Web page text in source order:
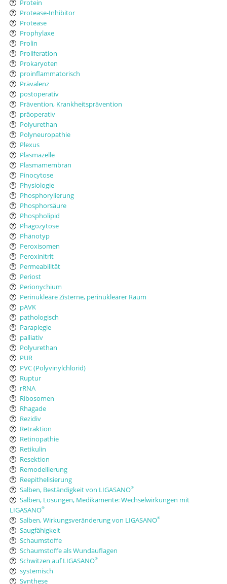
Protein
Protease-Inhibitor
Protease
Prophylaxe
Prolin
Proliferation
Prokaryoten
proinflammatorisch
Prävalenz
postoperativ
Prävention, Krankheitsprävention
präoperativ
Polyurethan
Polyneuropathie
Plexus
Plasmazelle
Plasmamembran
Pinocytose
Physiologie
Phosphorylierung
Phosphorsäure
Phospholipid
Phagozytose
Phänotyp
Peroxisomen
Peroxinitrit
Permeabilität
Periost
Perionychium
Perinukleäre Zisterne, perinukleärer Raum
pAVK
pathologisch
Paraplegie
palliativ
Polyurethan
PUR
PVC (Polyvinylchlorid)
Ruptur
rRNA
Ribosomen
Rhagade
Rezidiv
Retraktion
Retinopathie
Retikulin
Resektion
Remodellierung
Reepithelisierung
Salben, Beständigkeit von LIGASANO®
Salben, Lösungen, Medikamente: Wechselwirkungen mit
LIGASANO®
Salben, Wirkungsveränderung von LIGASANO®
Saugfähigkeit
Schaumstoffe
Schaumstoffe als Wundauflagen
Schwitzen auf LIGASANO®
systemisch
Synthese